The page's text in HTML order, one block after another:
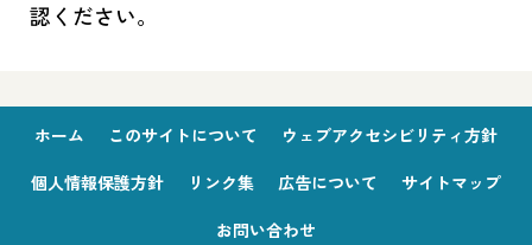
認ください。
ホーム このサイトについて ウェブアクセシビリティ方針
個人情報保護方針 リンク集 広告について サイトマップ
お問い合わせ